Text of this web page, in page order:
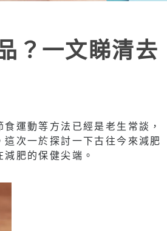
？一文睇清去
運動等方法已經是老生常談，
次一於探討一下古往今來減肥
肥的保健尖端。